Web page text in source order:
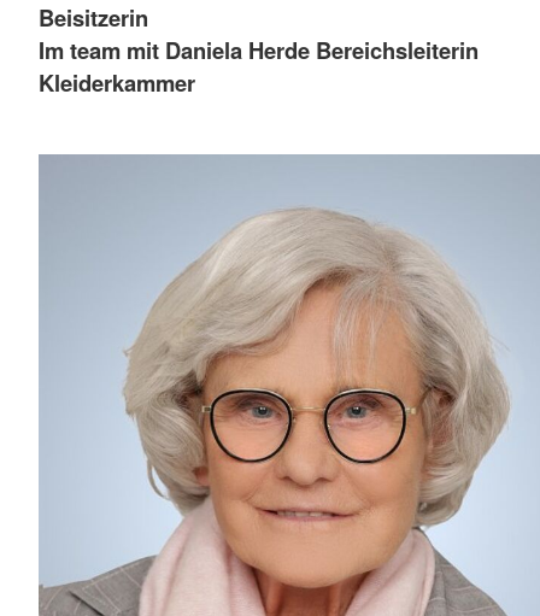
Beisitzerin
Im team mit Daniela Herde Bereichsleiterin
Kleiderkammer